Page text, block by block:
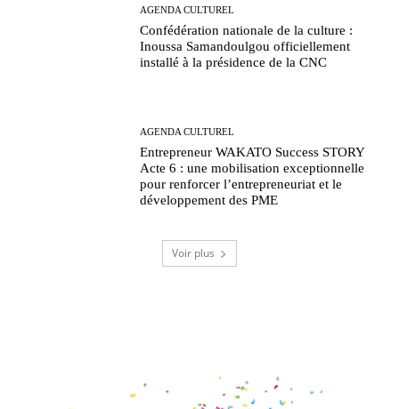
AGENDA CULTUREL
Confédération nationale de la culture :
Inoussa Samandoulgou officiellement
installé à la présidence de la CNC
AGENDA CULTUREL
Entrepreneur WAKATO Success STORY
Acte 6 : une mobilisation exceptionnelle
pour renforcer l’entrepreneuriat et le
développement des PME
Voir plus